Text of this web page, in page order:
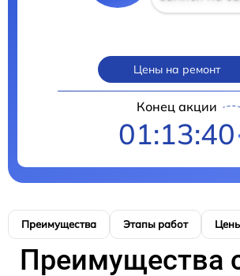
Цены на ремонт
Конец акции
01:13:39
Преимущества Этапы работ
Преимущества